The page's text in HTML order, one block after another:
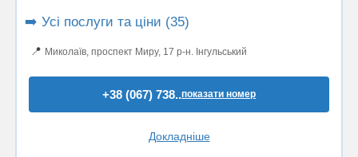
➡️ Усі послуги та ціни (35)
📍 Миколаїв, проспект Миру, 17 р-н. Інгульський
+38 (067) 738..показати номер
Докладніше